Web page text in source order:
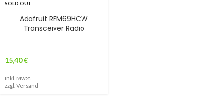
SOLD OUT
Adafruit RFM69HCW
Transceiver Radio
15,40€
Inkl. MwSt.
zzgl. Versand